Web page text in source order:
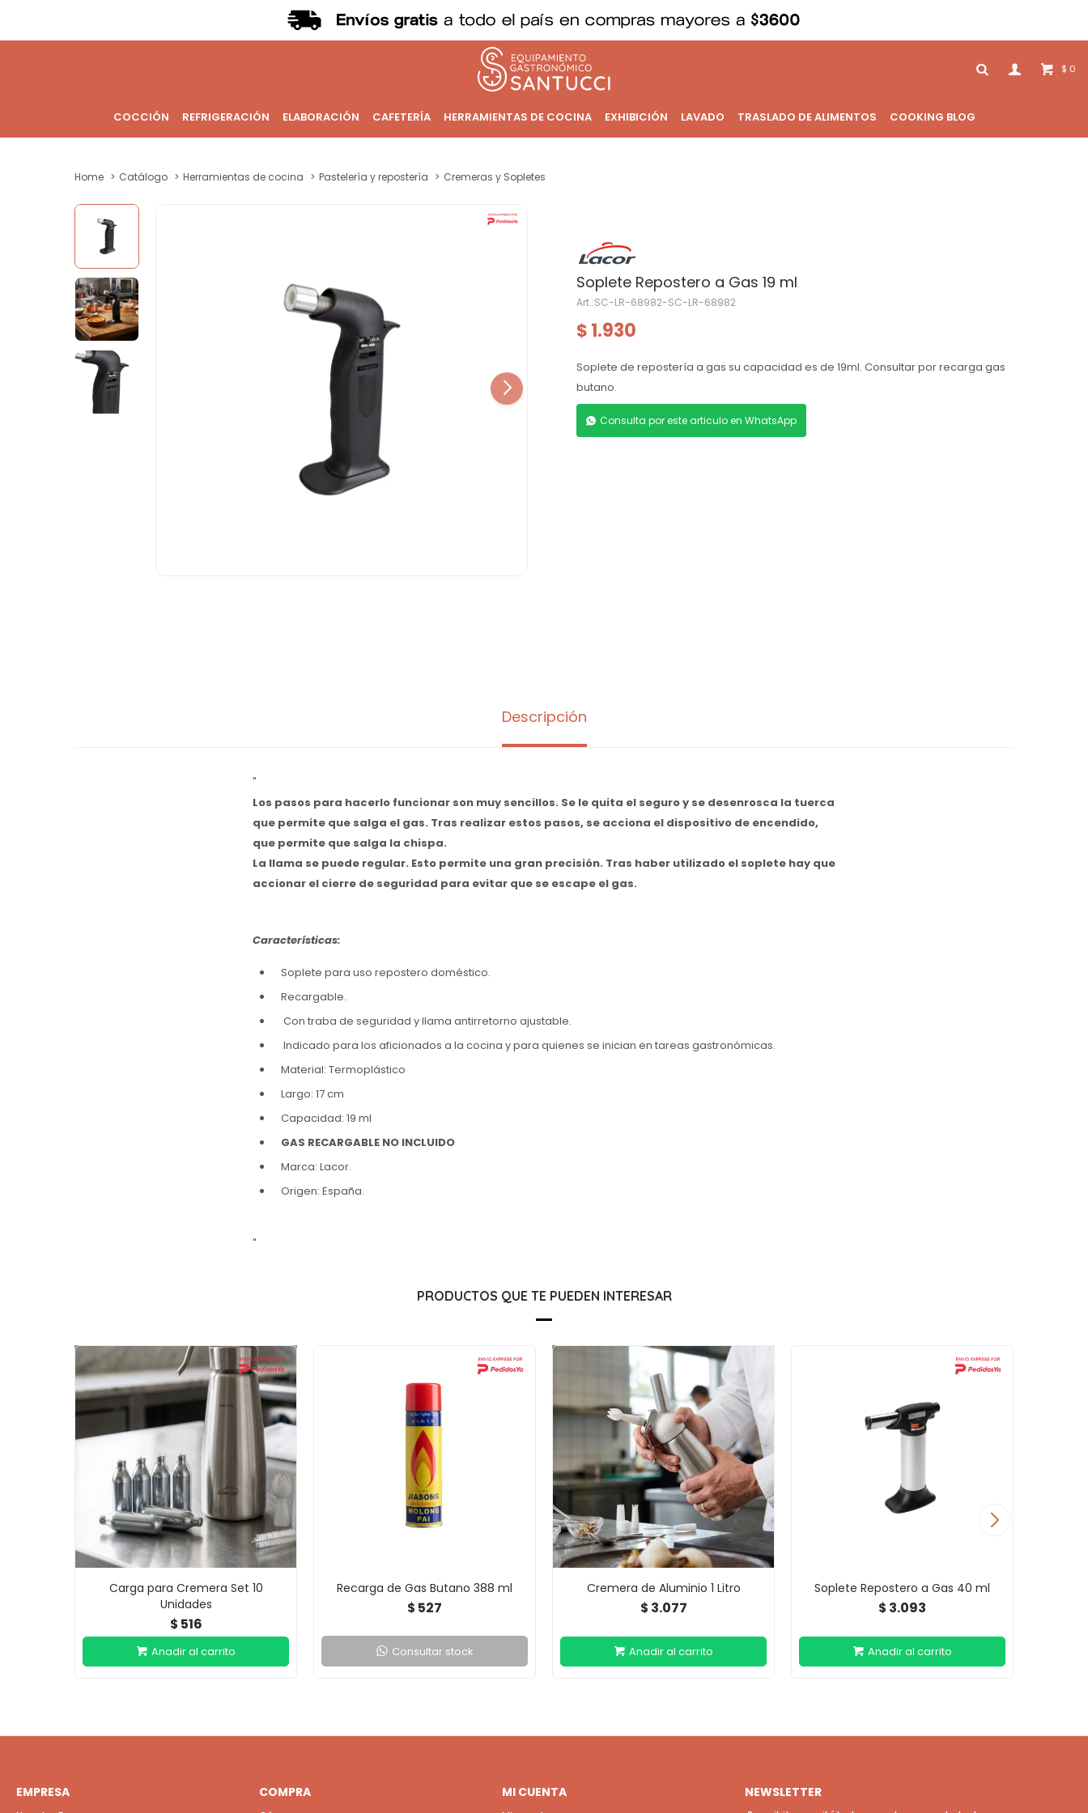
COCCIÓN REFRIGERACIÓN ELABORACIÓN CAFETERÍA HERRAMIENTAS DE COCINA EXHIBICIÓN LAVADO TRASLADO DE ALIMENTOS COOKING BLOG
$ 0
Home Catálogo Herramientas de cocina Pastelería y repostería Cremeras y Sopletes
Soplete Repostero a Gas 19 ml
SC-LR-68982-SC-LR-68982
$ 1.930
Soplete de repostería a gas su capacidad es de 19ml. Consultar por recarga gas
butano.
Consulta por este articulo en WhatsApp
Descripción
"
Los pasos para hacerlo funcionar son muy sencillos. Se le quita el seguro y se desenrosca la tuerca
que permite que salga el gas. Tras realizar estos pasos, se acciona el dispositivo de encendido,
que permite que salga la chispa.
La llama se puede regular. Esto permite una gran precisión. Tras haber utilizado el soplete hay que
accionar el cierre de seguridad para evitar que se escape el gas.
Características:
Soplete para uso repostero doméstico.
Recargable.
Con traba de seguridad y llama antirretorno ajustable.
Indicado para los aficionados a la cocina y para quienes se inician en tareas gastronómicas.
Material: Termoplástico
Largo: 17 cm
Capacidad: 19 ml
GAS RECARGABLE NO INCLUIDO
Marca: Lacor.
Origen: España.
"
PRODUCTOS QUE TE PUEDEN INTERESAR
Carga para Cremera Set 10
Unidades
$ 516
Recarga de Gas Butano 388 ml
$ 527
Consultar stock
Cremera de Aluminio 1 Litro
$ 3.077
Soplete Repostero a Gas 40 ml
$ 3.093
EMPRESA COMPRA MI CUENTA NEWSLETTER